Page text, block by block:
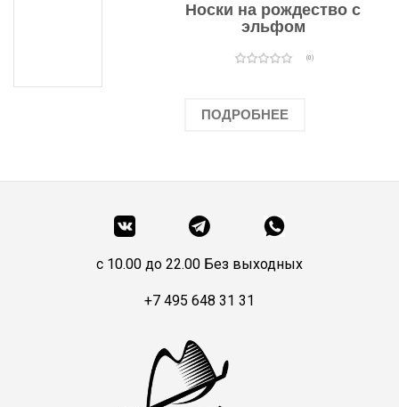
Носки на рождество с
эльфом
(0)
ПОДРОБНЕЕ
c 10.00 до 22.00 Без выходных
+7 495 648 31 31